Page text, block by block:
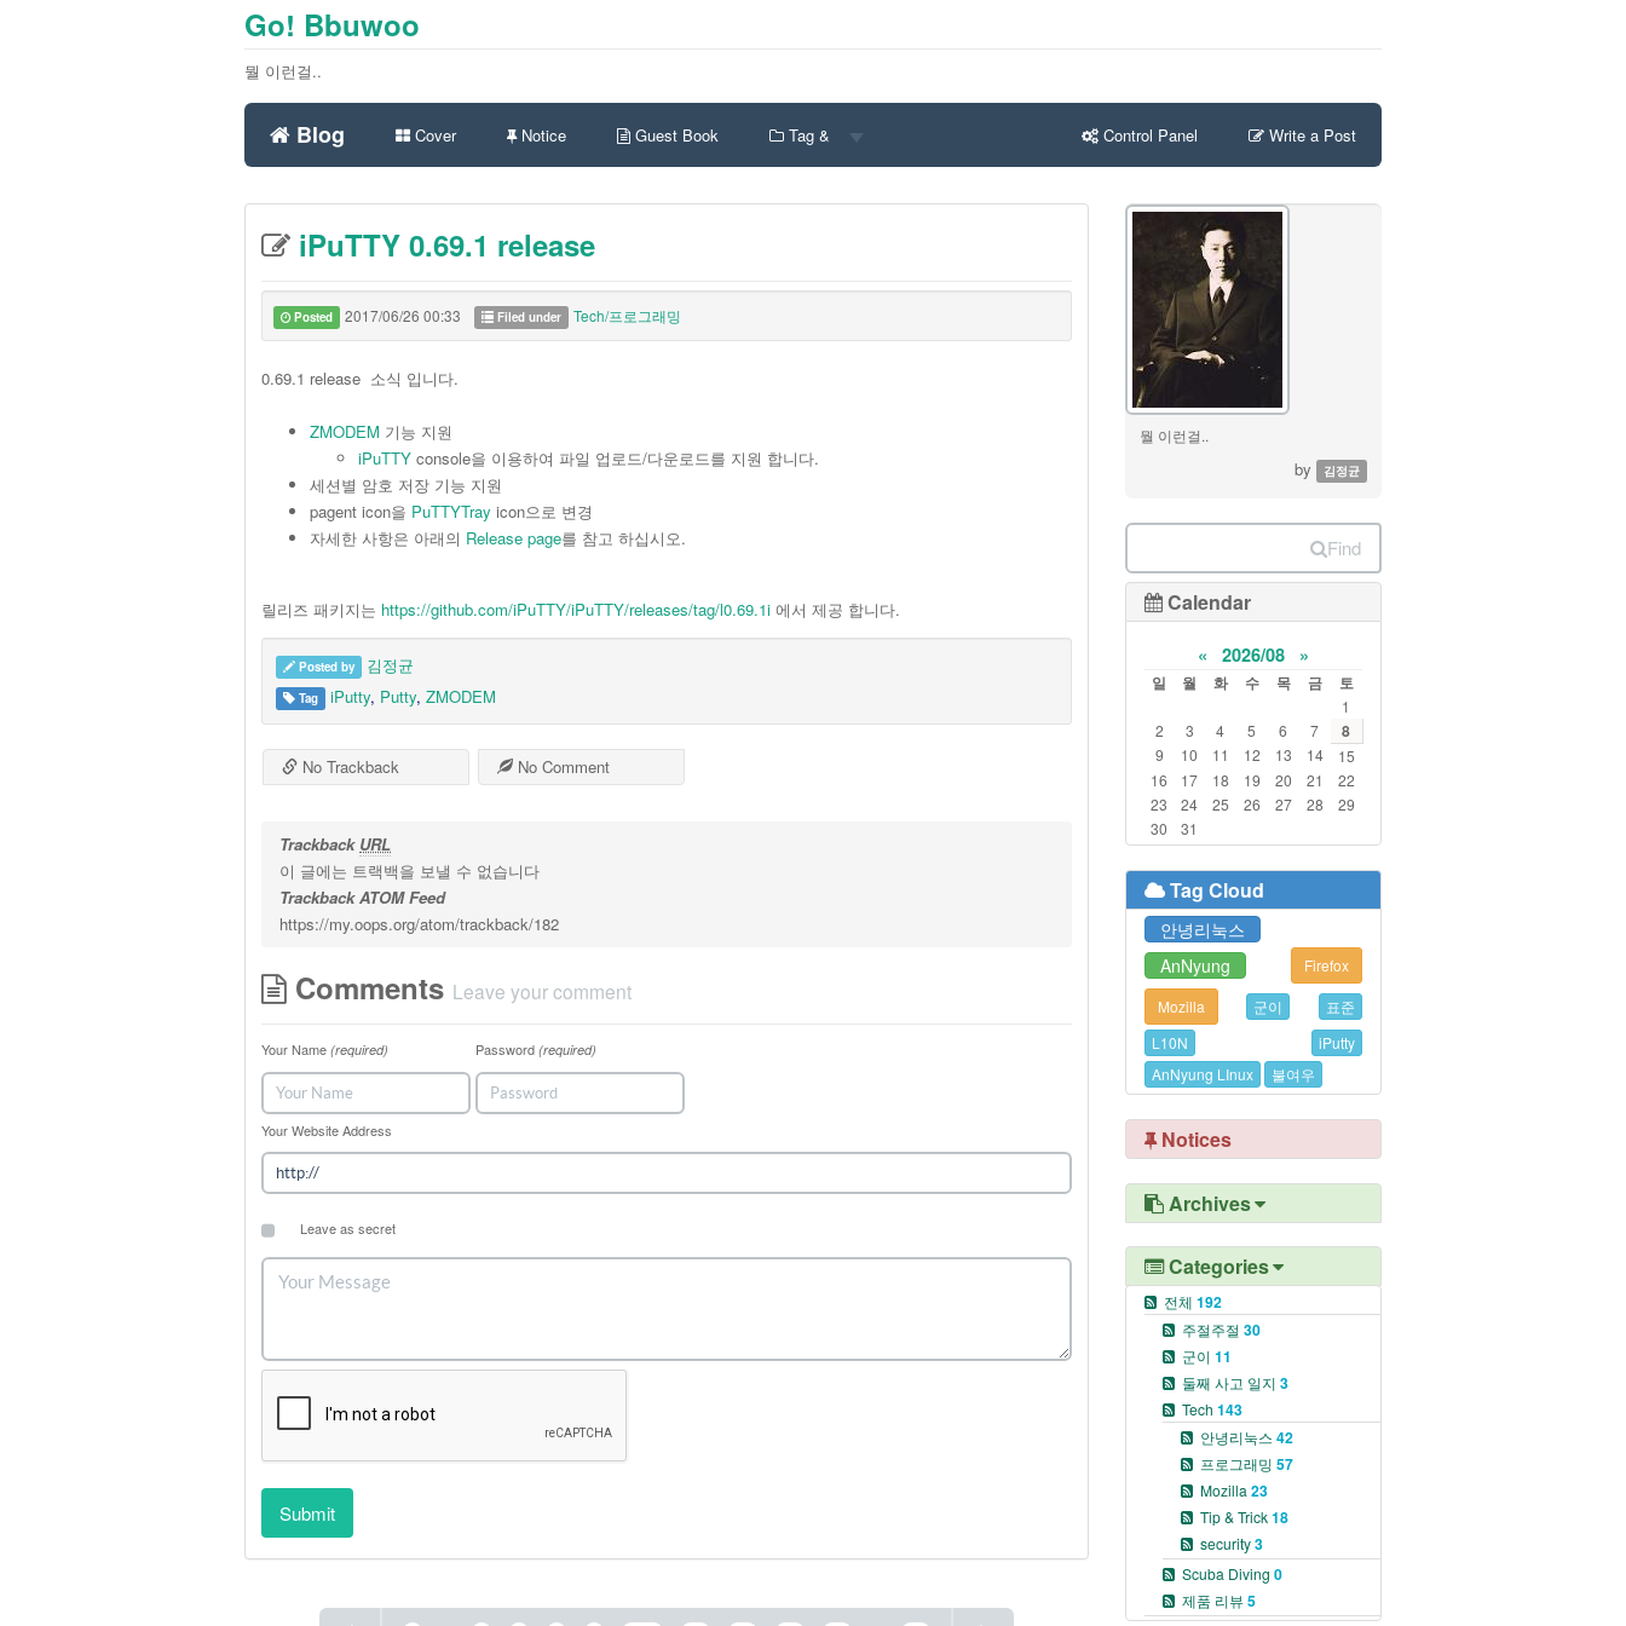
Go! Bbuwoo
뭘 이런걸..
Blog Cover Notice Guest Book Tag & Control Panel Write a Post
iPuTTY 0.69.1 release
Posted 2017/06/26 00:33 Filed under Tech/프로그래밍
0.69.1 release 소식 입니다.
ZMODEM 기능 지원
iPuTTY console을 이용하여 파일 업로드/다운로드를 지원 합니다.
세션별 암호 저장 기능 지원
pagent icon을 PuTTYTray icon으로 변경
자세한 사항은 아래의 Release page를 참고 하십시오.
릴리즈 패키지는 https://github.com/iPuTTY/iPuTTY/releases/tag/l0.69.1i 에서 제공 합니다.
Posted by 김정균
Tag iPutty, Putty, ZMODEM
No Trackback No Comment
Trackback URL
이 글에는 트랙백을 보낼 수 없습니다
Trackback ATOM Feed
https://my.oops.org/atom/trackback/182
Comments Leave your comment
Your Name (required) Password (required)
Your Website Address
Leave as secret
Submit
뭘 이런걸..
by 김정균
Find
Calendar
« 2026/08 »
일 월 화 수 목 금 토
1
2
3 4 5 6 7 8
9 10 11 12 13 14
15
16
17 18 19 20 21
22
23
24 25 26 27 28
29
30
31
Tag Cloud
안녕리눅스
AnNyung
Firefox
Mozilla
군이
표준
L10N
iPutty
AnNyung LInux
불여우
Notices
Archives
Categories
전체 192
주절주절 30
군이 11
둘째 사고 일지 3
Tech 143
안녕리눅스 42
프로그래밍 57
Mozilla 23
Tip & Trick18
security3
Scuba Diving 0
제품 리뷰 5